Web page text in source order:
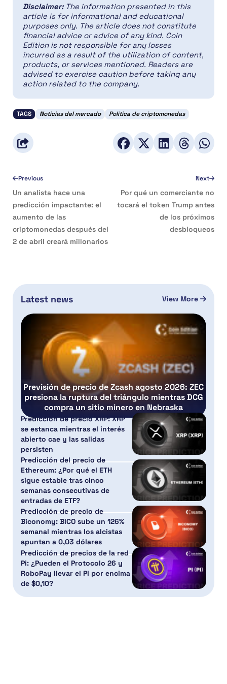
Disclaimer: The information presented in this
article is for informational and educational
purposes only. The article does not constitute
financial advice or advice of any kind. Coin
Edition is not responsible for any losses
incurred as a result of the utilization of content,
products, or services mentioned. Readers are
advised to exercise caution before taking any
action related to the company.
TAGS Noticias del mercado Política de criptomonedas
Previous
Un analista hace una
predicción impactante: el
aumento de las
criptomonedas después del
2 de abril creará millonarios
Next
Por qué un comerciante no
tocará el token Trump antes
de los próximos
desbloqueos
Latest news View More
Previsión de precio de Zcash agosto 2026: ZEC
presiona la ruptura del triángulo mientras DCG
compra un sitio minero en Nebraska
Predicción de precio XRP: XRP
se estanca mientras el interés
abierto cae y las salidas
persisten
Predicción del precio de
Ethereum: ¿Por qué el ETH
sigue estable tras cinco
semanas consecutivas de
entradas de ETF?
Predicción de precio de
Biconomy: BICO sube un 126%
semanal mientras los alcistas
apuntan a 0,03 dólares
Predicción de precios de la red
Pi: ¿Pueden el Protocolo 26 y
RoboPay llevar el PI por encima
de $0,10?